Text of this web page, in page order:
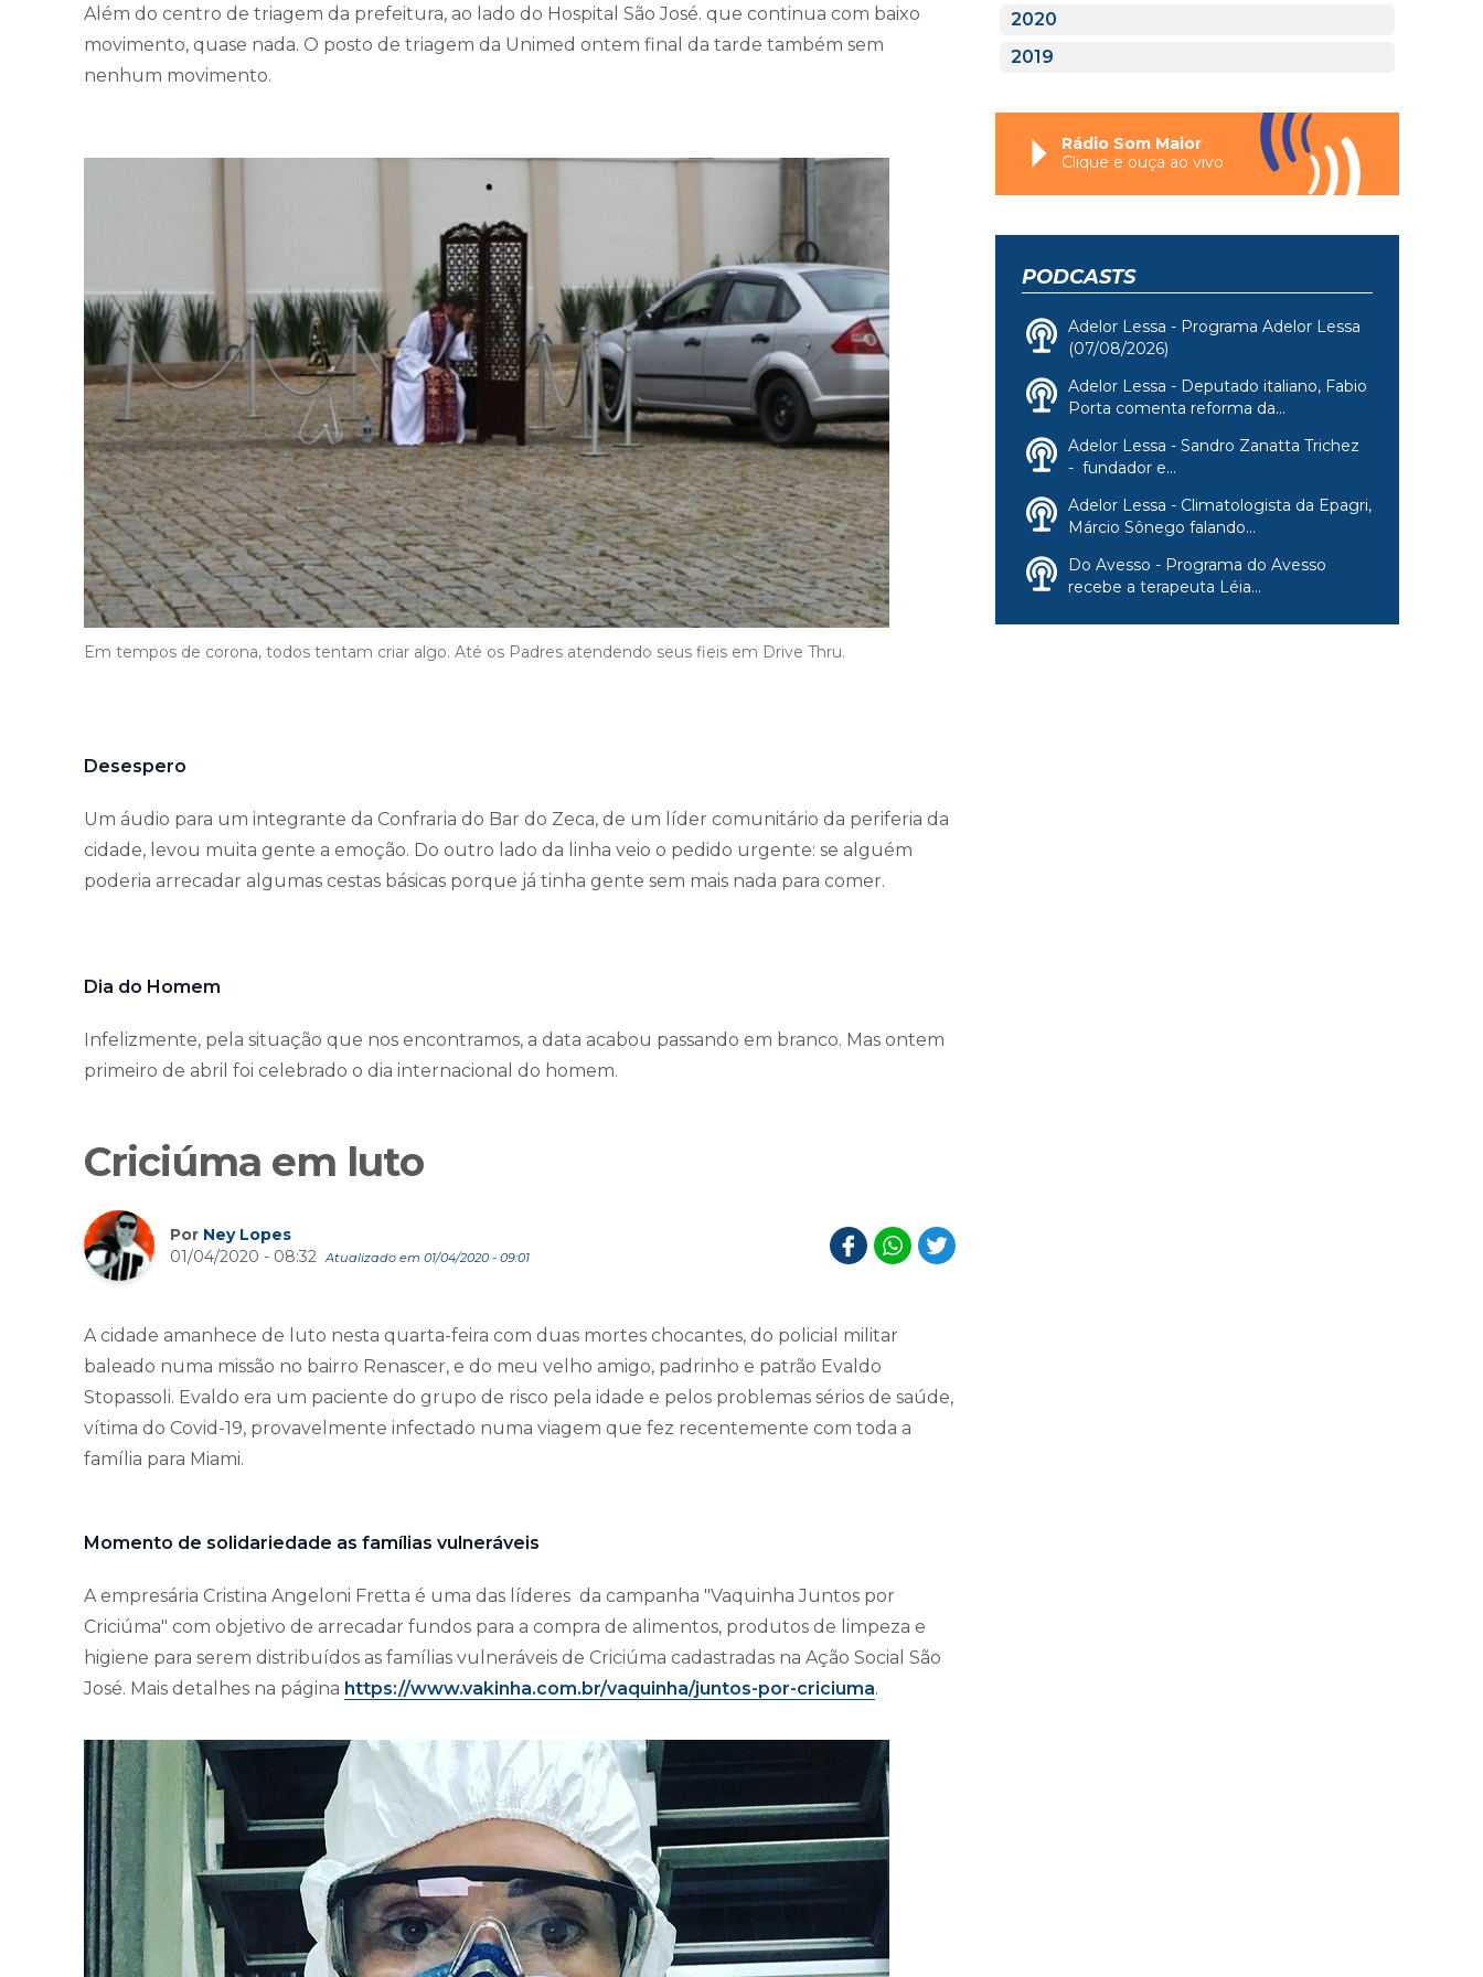
Além do centro de triagem da prefeitura, ao lado do Hospital São José. que continua com baixo
movimento, quase nada. O posto de triagem da Unimed ontem final da tarde também sem
nenhum movimento.
Em tempos de corona, todos tentam criar algo. Até os Padres atendendo seus fieis em Drive Thru.
Desespero
Um áudio para um integrante da Confraria do Bar do Zeca, de um líder comunitário da periferia da
cidade, levou muita gente a emoção. Do outro lado da linha veio o pedido urgente: se alguém
poderia arrecadar algumas cestas básicas porque já tinha gente sem mais nada para comer.
Dia do Homem
Infelizmente, pela situação que nos encontramos, a data acabou passando em branco. Mas ontem
primeiro de abril foi celebrado o dia internacional do homem.
Criciúma em luto
Por Ney Lopes
01/04/2020 - 08:32 Atualizado em 01/04/2020 - 09:01
A cidade amanhece de luto nesta quarta-feira com duas mortes chocantes, do policial militar
baleado numa missão no bairro Renascer, e do meu velho amigo, padrinho e patrão Evaldo
Stopassoli. Evaldo era um paciente do grupo de risco pela idade e pelos problemas sérios de saúde,
vítima do Covid-19, provavelmente infectado numa viagem que fez recentemente com toda a
família para Miami.
Momento de solidariedade as famílias vulneráveis
A empresária Cristina Angeloni Fretta é uma das líderes da campanha "Vaquinha Juntos por
Criciúma" com objetivo de arrecadar fundos para a compra de alimentos, produtos de limpeza e
higiene para serem distribuídos as famílias vulneráveis de Criciúma cadastradas na Ação Social São
José. Mais detalhes na página https://www.vakinha.com.br/vaquinha/juntos-por-criciuma.
2020
2019
Rádio Som Maior
Clique e ouça ao vivo
PODCASTS
Adelor Lessa - Programa Adelor Lessa
(07/08/2026)
Adelor Lessa - Deputado italiano, Fabio
Porta comenta reforma da...
Adelor Lessa - Sandro Zanatta Trichez
- fundador e...
Adelor Lessa - Climatologista da Epagri,
Márcio Sônego falando...
Do Avesso - Programa do Avesso
recebe a terapeuta Léia...